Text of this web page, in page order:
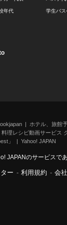
年代 学生バス
ホテル、旅館
料理レシピ動画サービス
」
Yahoo! JAPAN
JAPANのサービスで
ー - 利用規約 - 会